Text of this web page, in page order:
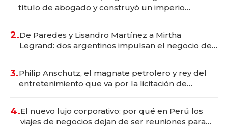
título de abogado y construyó un imperio
2.De Paredes y Lisandro Martínez a Mirtha
Legrand: dos argentinos impulsan el negocio del
3.Philip Anschutz, el magnate petrolero y rey del
entretenimiento que va por la licitación de
4.El nuevo lujo corporativo: por qué en Perú los
viajes de negocios dejan de ser reuniones para